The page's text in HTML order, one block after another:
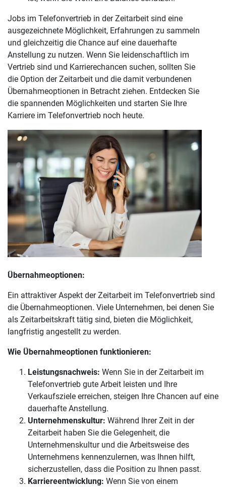
Jobs im Telefonvertrieb in der Zeitarbeit sind eine
ausgezeichnete Möglichkeit, Erfahrungen zu sammeln
und gleichzeitig die Chance auf eine dauerhafte
Anstellung zu nutzen. Wenn Sie leidenschaftlich im
Vertrieb sind und Karrierechancen suchen, sollten Sie
die Option der Zeitarbeit und die damit verbundenen
Übernahmeoptionen in Betracht ziehen. Entdecken Sie
die spannenden Möglichkeiten und starten Sie Ihre
Karriere im Telefonvertrieb noch heute.
Übernahmeoptionen:
Ein attraktiver Aspekt der Zeitarbeit im Telefonvertrieb sind
die Übernahmeoptionen. Viele Unternehmen, bei denen Sie
als Zeitarbeitskraft tätig sind, bieten die Möglichkeit,
langfristig angestellt zu werden.
Wie Übernahmeoptionen funktionieren:
Leistungsnachweis: Wenn Sie in der Zeitarbeit im
Telefonvertrieb gute Arbeit leisten und Ihre
Verkaufsziele erreichen, steigen Ihre Chancen auf eine
dauerhafte Anstellung.
Unternehmenskultur: Während Ihrer Zeit in der
Zeitarbeit haben Sie die Gelegenheit, die
Unternehmenskultur und die Arbeitsweise des
Unternehmens kennenzulernen, was Ihnen hilft,
sicherzustellen, dass die Position zu Ihnen passt.
Karriereentwicklung: Wenn Sie von einem